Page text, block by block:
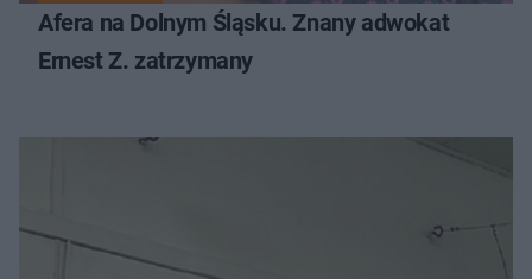
Afera na Dolnym Śląsku. Znany adwokat
Ernest Z. zatrzymany